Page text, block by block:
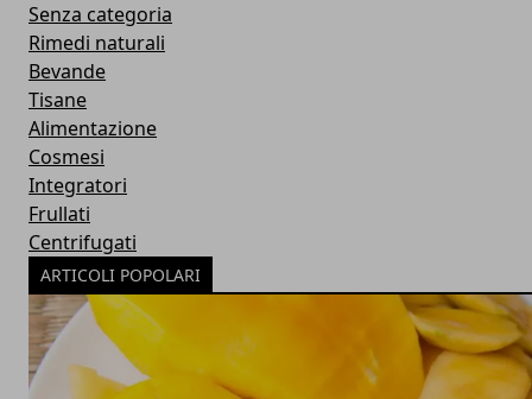
Senza categoria
Rimedi naturali
Bevande
Tisane
Alimentazione
Cosmesi
Integratori
Frullati
Centrifugati
ARTICOLI POPOLARI